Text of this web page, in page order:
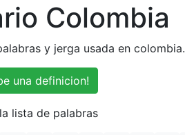
Colombia
y jerga usada en colombia.
una definicion!
lista de palabras